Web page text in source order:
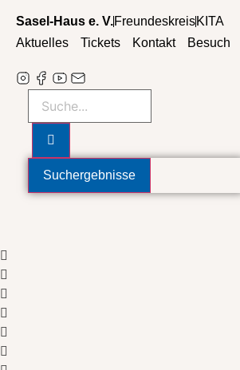
Inhalt
wechseln
Sasel-Haus e. V.FreundeskreisKITA
Aktuelles
Tickets Kontakt Besuch
Search
Suchergebnisse